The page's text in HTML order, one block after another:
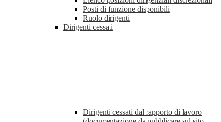
Posti di funzione disponibili
Ruolo dirigenti
Dirigenti cessati
Dirigenti cessati dal rapporto di lavoro